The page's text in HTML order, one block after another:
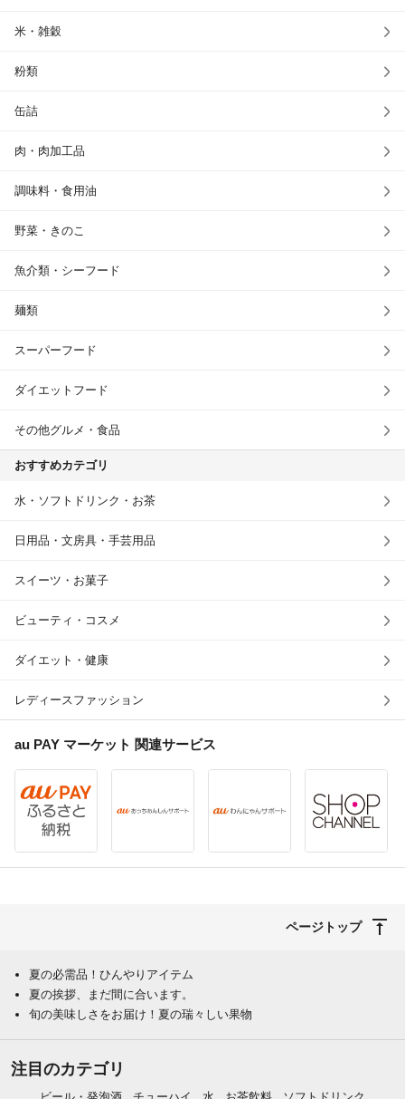
米・雑穀
粉類
缶詰
肉・肉加工品
調味料・食用油
野菜・きのこ
魚介類・シーフード
麺類
スーパーフード
ダイエットフード
その他グルメ・食品
おすすめカテゴリ
水・ソフトドリンク・お茶
日用品・文房具・手芸用品
スイーツ・お菓子
ビューティ・コスメ
ダイエット・健康
レディースファッション
au PAY マーケット 関連サービス
ページトップ
夏の必需品！ひんやりアイテム
夏の挨拶、まだ間に合います。
旬の美味しさをお届け！夏の瑞々しい果物
注目のカテゴリ